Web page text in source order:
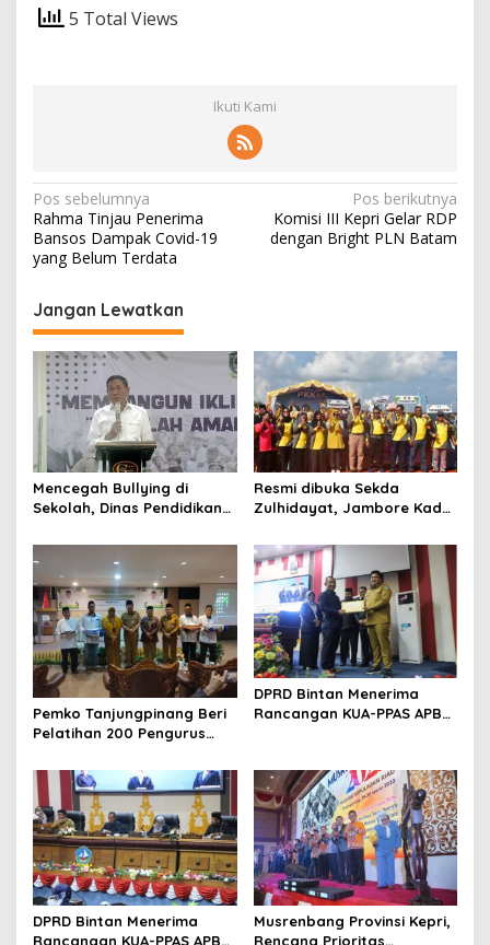
5 Total Views
Ikuti Kami
N
a
v
i
g
a
s
i
p
o
s
Pos sebelumnya
Rahma Tinjau Penerima
Bansos Dampak Covid-19
yang Belum Terdata
Pos berikutnya
Komisi III Kepri Gelar RDP
dengan Bright PLN Batam
Jangan Lewatkan
Mencegah Bullying di
Sekolah, Dinas Pendidikan
Aman, Belajar Nyaman
Resmi dibuka Sekda
Zulhidayat, Jambore Kader
Tanjungpinang
berlangsung Meriah
Pemko Tanjungpinang Beri
Pelatihan 200 Pengurus
DPRD Bintan Menerima
Rancangan KUA-PPAS APBD
DPRD Bintan Menerima
Rancangan KUA-PPAS APBD
Musrenbang Provinsi Kepri,
Rencana Prioritas